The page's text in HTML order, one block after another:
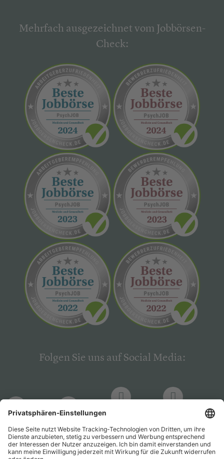
Mehrfach ausgezeichnet vom Jobbörsen-
Check:
Folgen Sie uns auf Social Media:
PsychJOB PsychJOB
Hogrefe
Verlag
Hogrefe
Verlag